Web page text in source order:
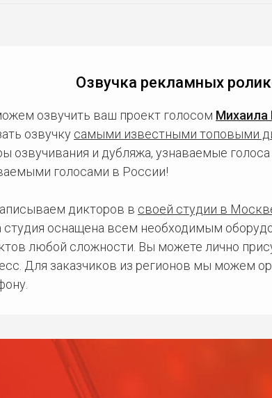
Озвучка рекламных
озвучить ваш проект голосом Михаила
озвучку самыми известными топовыми
озвучивания и дубляжа, узнаваемые
голосами в России!
дикторов в своей студии в
студия оснащена всем необходимым
любой сложности. Вы можете лично
Для заказчиков из регионов мы можем